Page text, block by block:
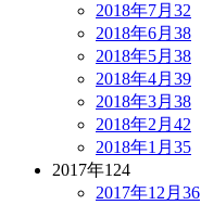
2018年7月 32
2018年6月 38
2018年5月 38
2018年4月 39
2018年3月 38
2018年2月 42
2018年1月 35
2017年124
2017年12月 36